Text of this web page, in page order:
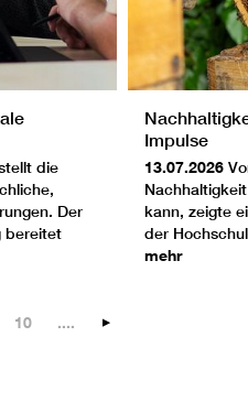
die
Der
bereitet
Impulse
13.07.2026
kann, zeigte
der
mehr
10 ....